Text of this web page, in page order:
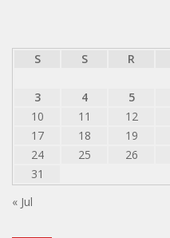
S
S R
3
4 5
10
11 12
17
18 19
24
25 26
31
« Jul